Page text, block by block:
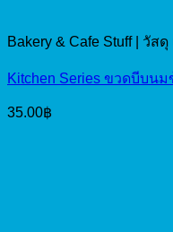
Bakery & Cafe Stuff | วัส
Kitchen Series ขวดบีบนม
35.00฿